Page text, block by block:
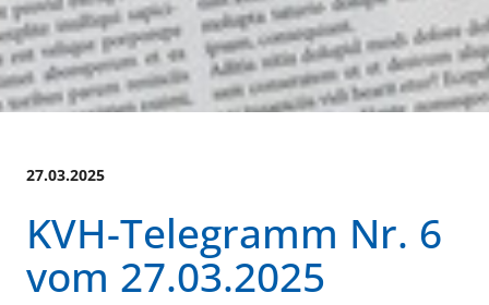
27.03.2025
KVH-Telegramm Nr. 6
vom 27.03.2025